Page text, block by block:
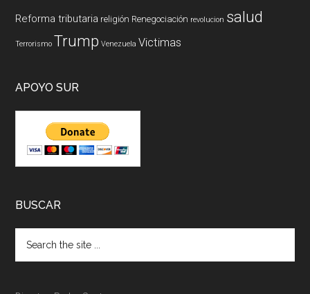
Reforma tributaria religión Renegociación revolucion salud
Terrorismo Trump Venezuela Victimas
APOYO SUR
BUSCAR